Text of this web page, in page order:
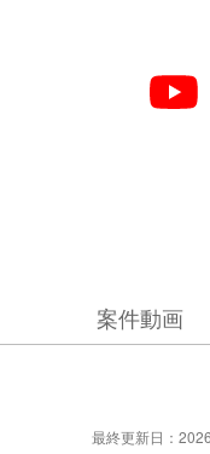
案件動画
最終更新日：